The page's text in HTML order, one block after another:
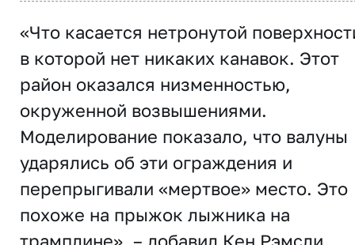
«Что касается нетронутой
в которой нет никаких канавок. Этот
район оказался низменностью,
окруженной возвышениями.
Моделирование показало, что валуны
ударялись об эти ограждения и
перепрыгивали «мертвое» место. Это
похоже на прыжок лыжника на
трамплине», – добавил Кен Рэмсли.